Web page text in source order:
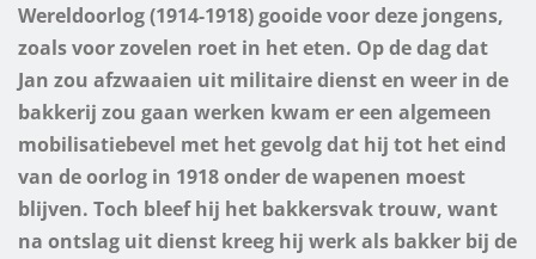
Wereldoorlog (1914-1918) gooide voor deze jongens,
zoals voor zovelen roet in het eten. Op de dag dat
Jan zou afzwaaien uit militaire dienst en weer in de
bakkerij zou gaan werken kwam er een algemeen
mobilisatiebevel met het gevolg dat hij tot het eind
van de oorlog in 1918 onder de wapenen moest
blijven. Toch bleef hij het bakkersvak trouw, want
na ontslag uit dienst kreeg hij werk als bakker bij de